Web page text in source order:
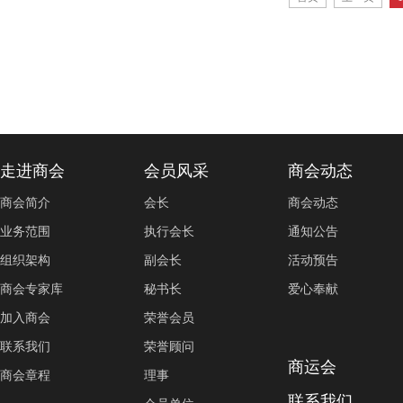
走进商会
商会简介
业务范围
组织架构
商会专家库
加入商会
联系我们
商会章程
会员风采
会长
执行会长
副会长
秘书长
荣誉会员
荣誉顾问
理事
商会动态
商会动态
通知公告
活动预告
爱心奉献
商运会